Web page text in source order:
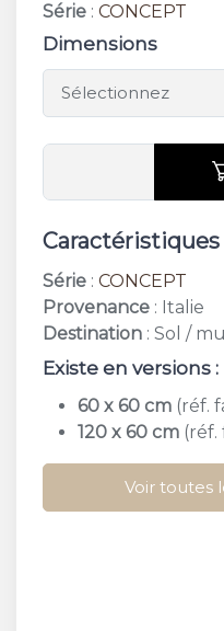
Série : CONCEPT
Dimensions
Série : CONCEPT
Provenance : Italie
Destination : Sol /
Existe en versions :
60 x 60 cm (réf.
120 x 60 cm (réf.
Voir toutes